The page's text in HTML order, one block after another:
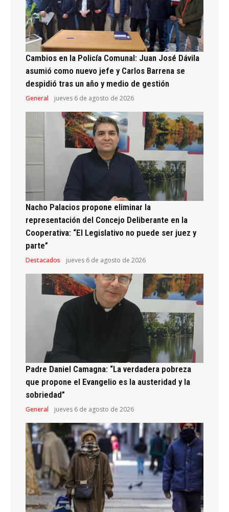
Cambios en la Policía Comunal: Juan José Dávila
asumió como nuevo jefe y Carlos Barrena se
despidió tras un año y medio de gestión
General jueves 6 de agosto de 2026
Nacho Palacios propone eliminar la
representación del Concejo Deliberante en la
Cooperativa: “El Legislativo no puede ser juez y
parte”
Destacados jueves 6 de agosto de 2026
Padre Daniel Camagna: “La verdadera pobreza
que propone el Evangelio es la austeridad y la
sobriedad”
General jueves 6 de agosto de 2026